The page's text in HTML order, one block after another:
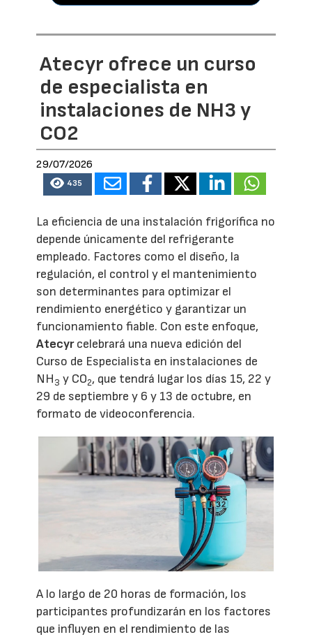
Atecyr ofrece un curso
de especialista en
instalaciones de NH3 y
CO2
29/07/2026
435
La eficiencia de una instalación frigorífica no
depende únicamente del refrigerante
empleado. Factores como el diseño, la
regulación, el control y el mantenimiento
son determinantes para optimizar el
rendimiento energético y garantizar un
funcionamiento fiable. Con este enfoque,
Atecyrcelebrará una nueva edición del
Curso de Especialista en instalaciones de
NH3 y CO2, que tendrá lugar los días 15, 22 y
29 de septiembre y 6 y 13 de octubre, en
formato de videoconferencia.
A lo largo de 20 horas de formación, los
participantes profundizarán en los factores
que influyen en el rendimiento de las